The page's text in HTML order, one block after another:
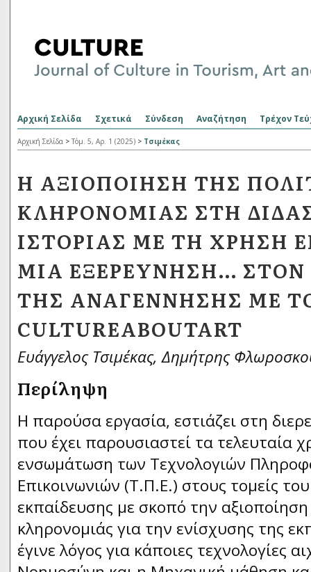
Αρχική Σελίδα Σχετικά Σύνδεση Αναζήτηση Τρέχον
Αρχική Σελίδα > Τόμ. 5, Αρ. 1 (2025) > Τσιμέκας
H ΑΞΙΟΠΟΊΗΣΗ ΤΗΣ
ΚΛΗΡΟΝΟΜΙΆΣ ΣΤΗ
ΙΣΤΟΡΊΑΣ ΜΕ ΤΗ ΧΡΉΣΗ
ΜΊΑ ΕΞΕΡΕΎΝΗΣΗ…
ΤΗΣ ΑΝΑΓΈΝΝΗΣΗΣ ΜΕ
CULTUREABOUTART
Ευάγγελος Τσιμέκας, Δημήτρης
Περίληψη
Η παρούσα εργασία, εστιάζει στη
που έχει παρουσιαστεί τα τελευταία
ενσωμάτωση των Τεχνολογιών
Επικοινωνιών (Τ.Π.Ε.) στους τομείς
εκπαίδευσης με σκοπό την αξιοποίηση
κληρονομιάς για την ενίσχυσης της
έγινε λόγος για κάποιες τεχνολογίες